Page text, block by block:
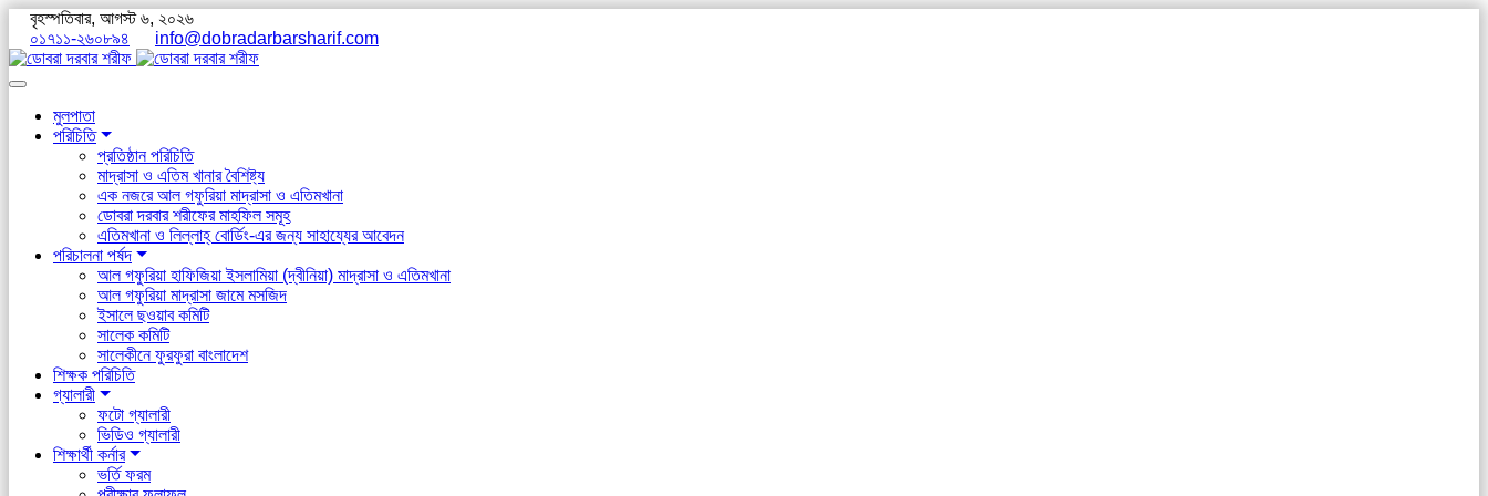
বৃহস্পতিবার, আগস্ট ৬, ২০২৬
০১৭১১-২৬০৮৯৪
info@dobradarbarsharif.com
মুলপাতা
পরিচিতি
প্রতিষ্ঠান পরিচিতি
মাদ্রাসা ও এতিম খানার বৈশিষ্ট্য
এক নজরে আল গফুরিয়া মাদ্রাসা ও এতিমখানা
ডোবরা দরবার শরীফের মাহফিল সমূহ
এতিমখানা ও লিল্লাহ্ বোর্ডিং-এর জন্য সাহায্যের আবেদন
পরিচালনা পর্ষদ
আল গফুরিয়া হাফিজিয়া ইসলামিয়া (দ্বীনিয়া) মাদ্রাসা ও এতিমখানা
আল গফুরিয়া মাদ্রাসা জামে মসজিদ
ইসালে ছওয়াব কমিটি
সালেক কমিটি
সালেকীনে ফুরফুরা বাংলাদেশ
শিক্ষক পরিচিতি
গ্যালারী
ফটো গ্যালারী
ভিডিও গ্যালারী
শিক্ষার্থী কর্নার
ভর্তি ফরম